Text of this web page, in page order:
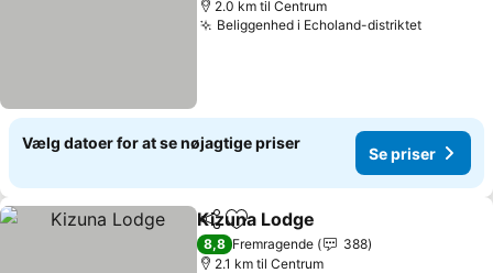
2.0 km til Centrum
Beliggenhed i Echoland-distriktet
Vælg datoer for at se nøjagtige priser
Se priser
Del Føj til favoritter
Kizuna Lodge
8,8 Fremragende
388
2.1 km til Centrum